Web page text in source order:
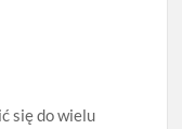
się do wielu